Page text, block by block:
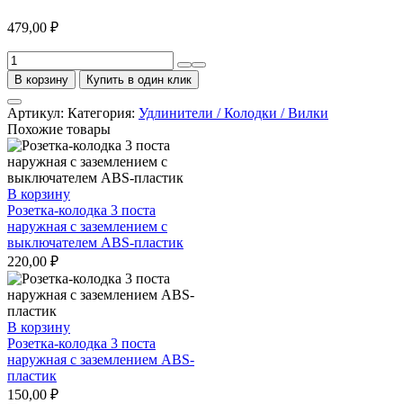
479,00 ₽
Количество
товара
Удлинитель
3
гнезда
5
метров
с
заземлением
с
выключателем
Universal
В корзину Купить в один клик
Артикул: Категория: Удлинители / Колодки / Вилки
Похожие товары
В корзину
Розетка-колодка 3 поста
наружная с заземлением с
выключателем ABS-пластик
220,00 ₽
В корзину
Розетка-колодка 3 поста
наружная с заземлением ABS-
пластик
150,00 ₽